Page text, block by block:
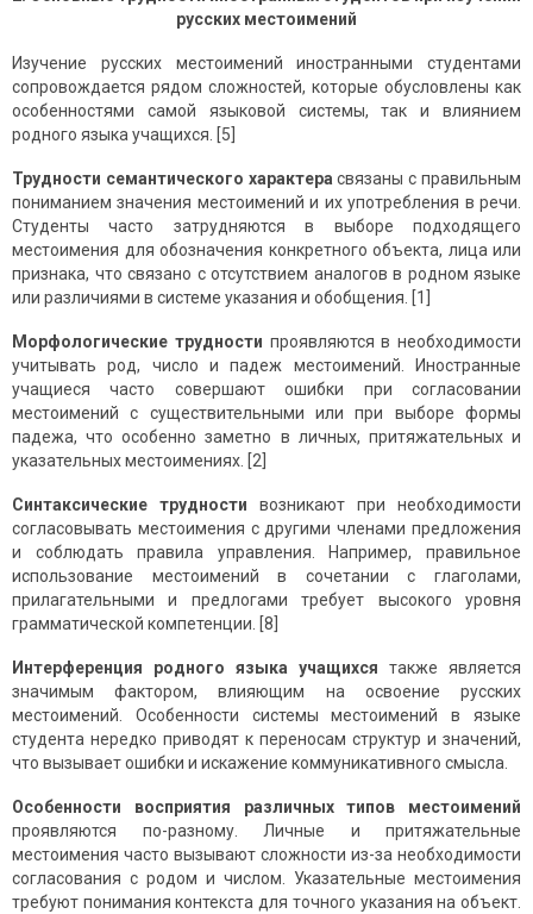
русских местоимений
Изучение русских местоимений иностранными студентами
сопровождается рядом сложностей, которые обусловлены как
особенностями самой языковой системы, так и влиянием
родного языка учащихся. [5]
Трудности семантического характера связаны с правильным
пониманием значения местоимений и их употребления в речи.
Студенты часто затрудняются в выборе подходящего
местоимения для обозначения конкретного объекта, лица или
признака, что связано с отсутствием аналогов в родном языке
или различиями в системе указания и обобщения. [1]
Морфологические трудности проявляются в необходимости
учитывать род, число и падеж местоимений. Иностранные
учащиеся часто совершают ошибки при согласовании
местоимений с существительными или при выборе формы
падежа, что особенно заметно в личных, притяжательных и
указательных местоимениях. [2]
Синтаксические трудности возникают при необходимости
согласовывать местоимения с другими членами предложения
и соблюдать правила управления. Например, правильное
использование местоимений в сочетании с глаголами,
прилагательными и предлогами требует высокого уровня
грамматической компетенции. [8]
Интерференция родного языка учащихся также является
значимым фактором, влияющим на освоение русских
местоимений. Особенности системы местоимений в языке
студента нередко приводят к переносам структур и значений,
что вызывает ошибки и искажение коммуникативного смысла.
Особенности восприятия различных типов местоимений
проявляются по-разному. Личные и притяжательные
местоимения часто вызывают сложности из-за необходимости
согласования с родом и числом. Указательные местоимения
требуют понимания контекста для точного указания на объект.